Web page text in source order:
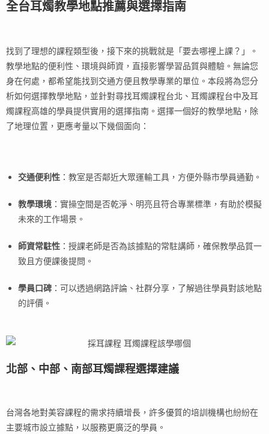
全台耳燭教學地點推薦與選擇指南
找到了理想的課程類型後，接下來的挑戰就是「要去哪裡上課？」。
教學地點的便利性、環境與師資，直接影響學習品質與體驗。無論您
身在何處，都希望能找到交通方便且教學專業的單位。本段將為您分
析如何選擇教學地點，並針對尋找耳燭課程台北、耳燭課程台中及耳
燭課程高雄的學員提供實用的選擇指南。選擇一個好的教學地點，除
了地理位置，更應考量以下幾個面向：
交通便利性 ：教室是否鄰近大眾運輸工具，方便外縣市學員通勤。
教學環境 ：實操空間是否乾淨、明亮且符合專業標準，有助於模擬
未來的工作場景。
師資常駐性 ：授課老師是否為該據點的常駐講師，確保教學品質一
致且方便課後提問。
學員口碑 ：可以透過網路評論、社群分享，了解過往學員對該地點
的評價。
北部、中部、南部耳燭課程選擇建議
台灣各地對美容課程的需求持續增長，許多優質的培訓機構也紛紛在
主要城市設立據點，以服務更廣泛的學員。